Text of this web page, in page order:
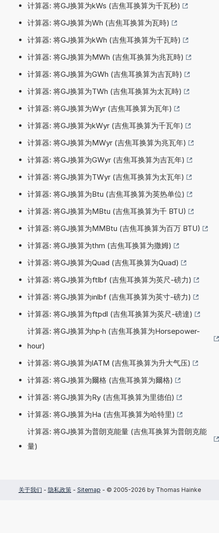
计算器: 将GJ换算为kWs (吉焦耳换算为千瓦秒)
计算器: 将GJ换算为Wh (吉焦耳换算为瓦時)
计算器: 将GJ换算为kWh (吉焦耳换算为千瓦時)
计算器: 将GJ换算为MWh (吉焦耳换算为兆瓦時)
计算器: 将GJ换算为GWh (吉焦耳换算为吉瓦時)
计算器: 将GJ换算为TWh (吉焦耳换算为太瓦時)
计算器: 将GJ换算为Wyr (吉焦耳换算为瓦年)
计算器: 将GJ换算为kWyr (吉焦耳换算为千瓦年)
计算器: 将GJ换算为MWyr (吉焦耳换算为兆瓦年)
计算器: 将GJ换算为GWyr (吉焦耳换算为吉瓦年)
计算器: 将GJ换算为TWyr (吉焦耳换算为太瓦年)
计算器: 将GJ换算为Btu (吉焦耳换算为英热单位)
计算器: 将GJ换算为MBtu (吉焦耳换算为千 BTU)
计算器: 将GJ换算为MMBtu (吉焦耳换算为百万 BTU)
计算器: 将GJ换算为thm (吉焦耳换算为撒姆)
计算器: 将GJ换算为Quad (吉焦耳换算为Quad)
计算器: 将GJ换算为ftlbf (吉焦耳换算为英尺-磅力)
计算器: 将GJ换算为inlbf (吉焦耳换算为英寸-磅力)
计算器: 将GJ换算为ftpdl (吉焦耳换算为英尺-磅達)
计算器: 将GJ换算为hp·h (吉焦耳换算为Horsepower-
hour)
计算器: 将GJ换算为lATM (吉焦耳换算为升大气压)
计算器: 将GJ换算为爾格 (吉焦耳换算为爾格)
计算器: 将GJ换算为Ry (吉焦耳换算为里德伯)
计算器: 将GJ换算为Ha (吉焦耳换算为哈特里)
计算器: 将GJ换算为普朗克能量 (吉焦耳换算为普朗克能
量)
关于我们 - 隐私政策- Sitemap - © 2005-2026 by Thomas Hainke